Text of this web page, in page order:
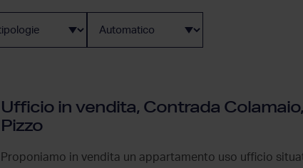
Ufficio in vendita, Contrada Colamaio,
Pizzo
Proponiamo in vendita un appartamento uso ufficio